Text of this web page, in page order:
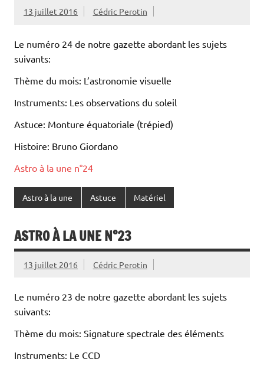
13 juillet 2016 Cédric Perotin
Le numéro 24 de notre gazette abordant les sujets
suivants:
Thème du mois: L’astronomie visuelle
Instruments: Les observations du soleil
Astuce: Monture équatoriale (trépied)
Histoire: Bruno Giordano
Astro à la une n°24
Astro à la une Astuce Matériel
ASTRO À LA UNE N°23
13 juillet 2016 Cédric Perotin
Le numéro 23 de notre gazette abordant les sujets
suivants:
Thème du mois: Signature spectrale des éléments
Instruments: Le CCD